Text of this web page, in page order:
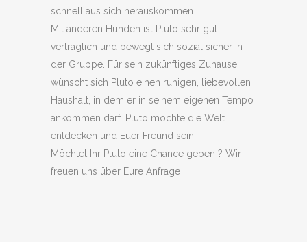
schnell aus sich herauskommen.
Mit anderen Hunden ist Pluto sehr gut
verträglich und bewegt sich sozial sicher in
der Gruppe. Für sein zukünftiges Zuhause
wünscht sich Pluto einen ruhigen, liebevollen
Haushalt, in dem er in seinem eigenen Tempo
ankommen darf. Pluto möchte die Welt
entdecken und Euer Freund sein.
Möchtet Ihr Pluto eine Chance geben ? Wir
freuen uns über Eure Anfrage